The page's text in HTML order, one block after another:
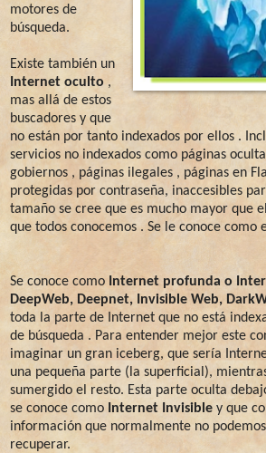
motores de
búsqueda.
Existe también un
Internet oculto ,
mas allá de estos
buscadores y que
no están por tanto indexados por ellos .
servicios no indexados como páginas
gobiernos , páginas ilegales , páginas en
protegidas por contraseña, inaccesibles
tamaño se cree que es mucho mayor que
que todos conocemos . Se le conoce como
Se conoce como Internet profunda o
DeepWeb, Deepnet, Invisible Web,
toda la parte de Internet que no está
de búsqueda . Para entender mejor este
imaginar un gran iceberg, que sería
una pequeña parte (la superficial),
sumergido el resto. Esta parte oculta
se conoce como Internet Invisible y que
información que normalmente no
recuperar.